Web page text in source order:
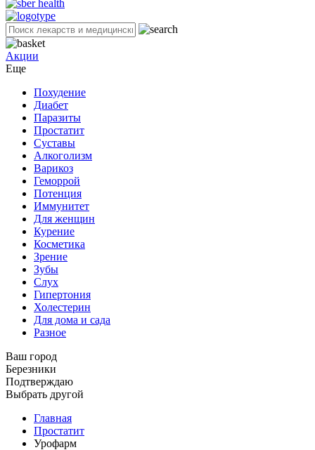
Акции
Еще
Похудение
Диабет
Паразиты
Простатит
Суставы
Алкоголизм
Варикоз
Геморрой
Потенция
Иммунитет
Для женщин
Курение
Косметика
Зрение
Зубы
Слух
Гипертония
Холестерин
Для дома и сада
Разное
Ваш город
Березники
Подтверждаю
Выбрать другой
Главная
Простатит
Урофарм